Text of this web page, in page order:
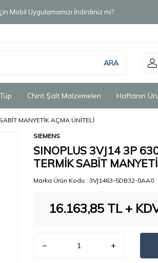
Mobil Uygulamamızı İndirdiniz mi?
ARA
Chint Şalt Malzemeleri Haftanın
MANYETİK AÇMA ÜNİTELİ
SIEMENS
SINOPLUS 3VJ14 3P
TERMİK SABİT
Marka Ürün Kodu : 3VJ1463-5DB32-0AA0
16.163,85 TL +